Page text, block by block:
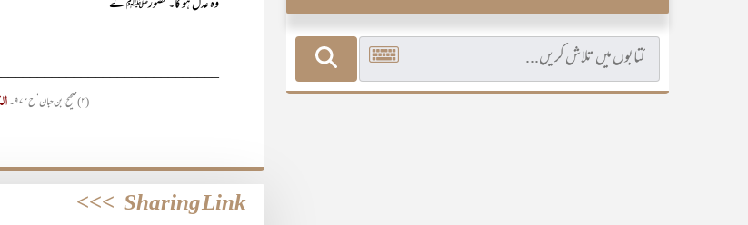
وہ عدل ہو گا۔ حضورﷺ کے
(۲) صحیح ابن حبان‘ ح۹۷۲۔
Sharing Link
>>>